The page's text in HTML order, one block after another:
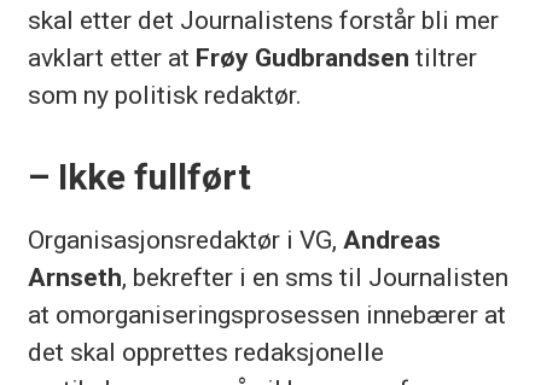
skal etter det Journalistens forstår bli mer
avklart etter at Frøy Gudbrandsen tiltrer
som ny politisk redaktør.
– Ikke fullført
Organisasjonsredaktør i VG, Andreas
Arnseth, bekrefter i en sms til Journalisten
at omorganiseringsprosessen innebærer at
det skal opprettes redaksjonelle